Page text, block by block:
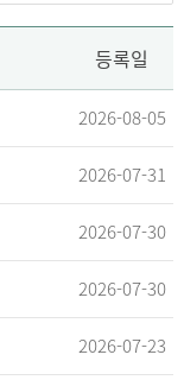
등록일
2026-08-05
2026-07-31
2026-07-30
2026-07-30
2026-07-23